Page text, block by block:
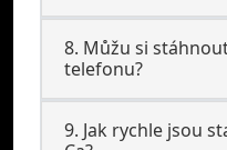
8. Můžu si
telefonu?
9. Jak rychle jsou